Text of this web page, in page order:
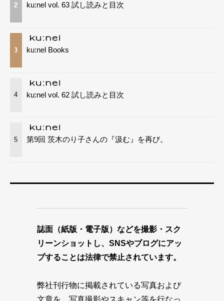
2 ku:nel vol. 63 試し読みと目次
3 ku:nel Books
4 ku:nel vol. 62 試し読みと目次
5 第9回 茨木のり子さんの『汲む』を再び。
誌面（紙版・電子版）などを撮影・スク
リーンショットし、SNSやブログにアッ
プすることは法律で禁止されています。
弊社刊行物に掲載されている写真および
文章を、写真撮影やスキャン等を行なっ